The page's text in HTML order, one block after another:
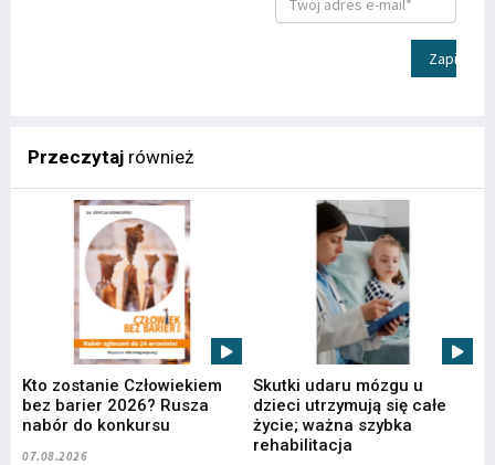
Zapisz
Przeczytaj również
Kto zostanie Człowiekiem
bez barier 2026? Rusza
nabór do konkursu
07.08.2026
Skutki udaru mózgu u
dzieci utrzymują się całe
życie; ważna szybka
rehabilitacja